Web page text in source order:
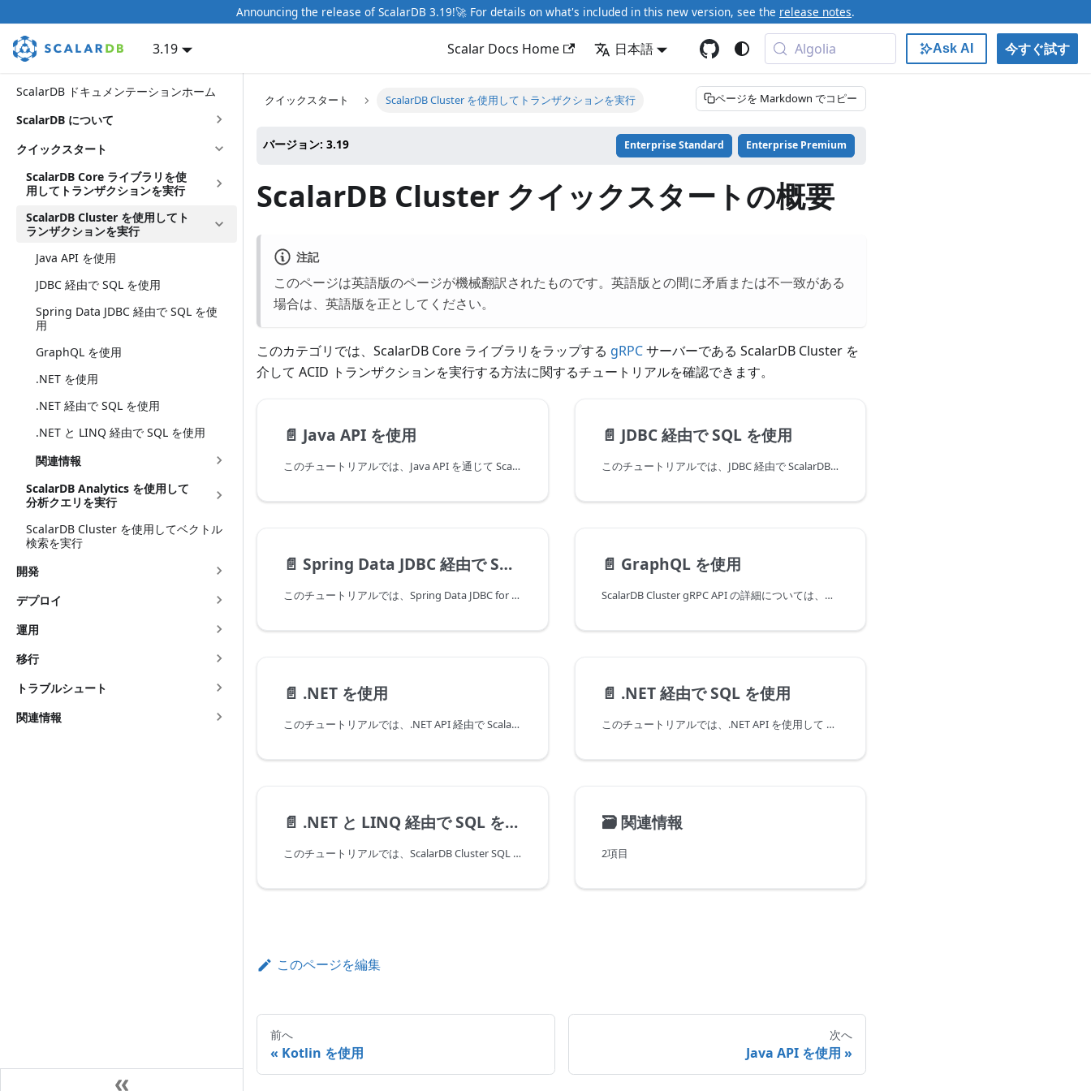
Announcing the release of ScalarDB 3.19!🚀 For details on what's included in this new version, see the release notes.
3.19 Scalar Docs Home 日本語 Algolia Ask AI 今すぐ試す
ScalarDB ドキュメンテーションホーム
ScalarDB について
クイックスタート
ScalarDB Core ライブラリを使
用してトランザクションを実行
ScalarDB Cluster を使用してト
ランザクションを実行
Java API を使用
JDBC 経由で SQL を使用
Spring Data JDBC 経由で SQL を使
用
GraphQL を使用
.NET を使用
.NET 経由で SQL を使用
.NET と LINQ 経由で SQL を使用
関連情報
ScalarDB Analytics を使用して
分析クエリを実行
ScalarDB Cluster を使用してベクトル
検索を実行
開発
デプロイ
運用
移行
トラブルシュート
関連情報
クイックスタート ScalarDB Cluster を使用してトランザクションを実行 ページを Markdown でコピー
バージョン: 3.19 Enterprise Standard Enterprise Premium
ScalarDB Cluster クイックスタートの概要
注記
このページは英語版のページが機械翻訳されたものです。英語版との間に矛盾または不一致がある
場合は、英語版を正としてください。
このカテゴリでは、ScalarDB Core ライブラリをラップする gRPCサーバーである ScalarDB Cluster を
介して ACID トランザクションを実行する方法に関するチュートリアルを確認できます。
📄️ Java API を使用
このチュートリアルでは、Java API を通じて ScalarDB Cluster を使用するサンプルアプリケーションを作成する方法について説明します。
📄️ JDBC 経由で SQL を使用
このチュートリアルでは、JDBC 経由で ScalarDB Cluster SQL を使用してサンプルアプリケーションを作成する方法について説明します。
📄️ Spring Data JDBC 経由で SQL を使用
このチュートリアルでは、Spring Data JDBC for ScalarDB を介して ScalarDB Cluster SQL を使用してサンプルアプリケーションを作成する方法について説明します。
📄️ GraphQL を使用
ScalarDB Cluster gRPC API の詳細については、以下を参照してください。
📄️ .NET を使用
このチュートリアルでは、.NET API 経由で ScalarDB Cluster を使用するサンプルアプリケーションを作成する方法について説明します。
📄️ .NET 経由で SQL を使用
このチュートリアルでは、.NET API を使用して ScalarDB Cluster SQL を使用するサンプルアプリケーションを作成する方法について説明します。
📄️ .NET と LINQ 経由で SQL を使用
このチュートリアルでは、ScalarDB Cluster SQL を LINQ 経由で使用するサンプルアプリケーションを作成する方法について説明します。
🗃️ 関連情報
2項目
このページを編集
前へ
Kotlin を使用
次へ
Java API を使用